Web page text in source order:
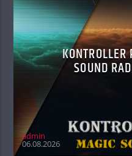
SOUND
admin
06.08.2026